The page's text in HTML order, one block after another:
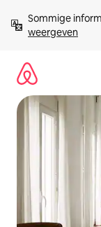
direct
naar
Sommige
weergeven